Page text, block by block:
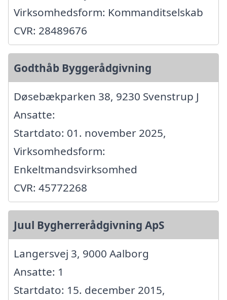
Virksomhedsform: Kommanditselskab
CVR: 28489676
Godthåb Byggerådgivning
Døsebækparken 38, 9230 Svenstrup J
Ansatte:
Startdato: 01. november 2025,
Virksomhedsform:
Enkeltmandsvirksomhed
CVR: 45772268
Juul Bygherrerådgivning ApS
Langersvej 3, 9000 Aalborg
Ansatte: 1
Startdato: 15. december 2015,